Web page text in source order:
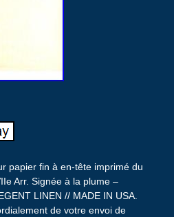
papier fin à en-tête imprimé du
Arr. Signée à la plume –
LINEN // MADE IN USA.
de votre envoi de